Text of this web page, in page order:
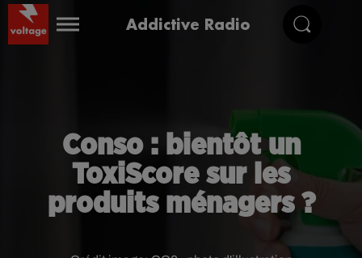
Addictive Radio
Conso : bientôt un
ToxiScore sur les
produits ménagers ?